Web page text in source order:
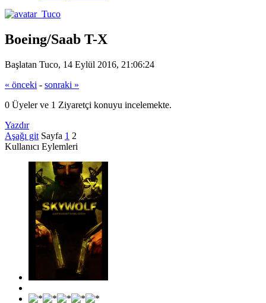
Boeing/Saab T-X
Başlatan Tuco, 14 Eylül 2016, 21:06:24
« önceki - sonraki »
0 Üyeler ve 1 Ziyaretçi konuyu incelemekte.
Yazdır
Aşağı git Sayfa 1 2
Kullanıcı Eylemleri